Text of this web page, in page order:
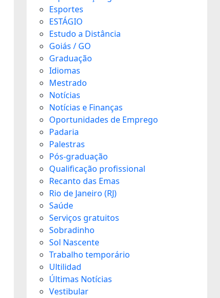
Esportes
ESTÁGIO
Estudo a Distância
Goiás / GO
Graduação
Idiomas
Mestrado
Notícias
Notícias e Finanças
Oportunidades de Emprego
Padaria
Palestras
Pós-graduação
Qualificação profissional
Recanto das Emas
Rio de Janeiro (RJ)
Saúde
Serviços gratuitos
Sobradinho
Sol Nascente
Trabalho temporário
Ultilidad
Últimas Notícias
Vestibular